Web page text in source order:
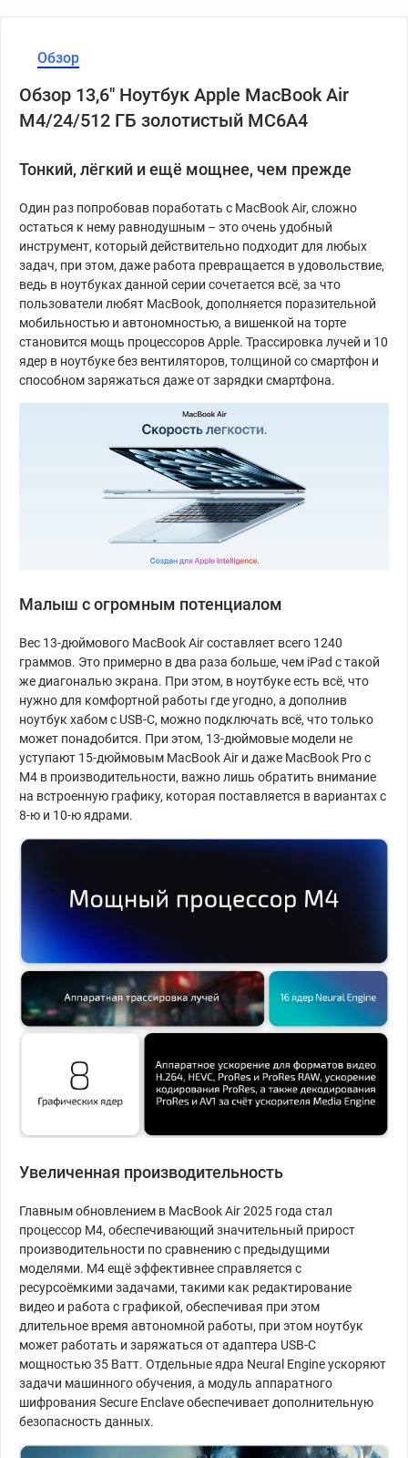
Обзор
Обзор 13,6" Ноутбук Apple MacBook Air
M4/24/512 ГБ золотистый MC6A4
Тонкий, лёгкий и ещё мощнее, чем прежде
Один раз попробовав поработать с MacBook Air, сложно
остаться к нему равнодушным – это очень удобный
инструмент, который действительно подходит для любых
задач, при этом, даже работа превращается в удовольствие,
ведь в ноутбуках данной серии сочетается всё, за что
пользователи любят MacBook, дополняется поразительной
мобильностью и автономностью, а вишенкой на торте
становится мощь процессоров Apple. Трассировка лучей и 10
ядер в ноутбуке без вентиляторов, толщиной со смартфон и
способном заряжаться даже от зарядки смартфона.
Малыш с огромным потенциалом
Вес 13-дюймового MacBook Air составляет всего 1240
граммов. Это примерно в два раза больше, чем iPad с такой
же диагональю экрана. При этом, в ноутбуке есть всё, что
нужно для комфортной работы где угодно, а дополнив
ноутбук хабом с USB-C, можно подключать всё, что только
может понадобится. При этом, 13-дюймовые модели не
уступают 15-дюймовым MacBook Air и даже MacBook Pro c
M4 в производительности, важно лишь обратить внимание
на встроенную графику, которая поставляется в вариантах с
8-ю и 10-ю ядрами.
Увеличенная производительность
Главным обновлением в MacBook Air 2025 года стал
процессор M4, обеспечивающий значительный прирост
производительности по сравнению с предыдущими
моделями. M4 ещё эффективнее справляется с
ресурсоёмкими задачами, такими как редактирование
видео и работа с графикой, обеспечивая при этом
длительное время автономной работы, при этом ноутбук
может работать и заряжаться от адаптера USB-C
мощностью 35 Ватт. Отдельные ядра Neural Engine ускоряют
задачи машинного обучения, а модуль аппаратного
шифрования Secure Enclave обеспечивает дополнительную
безопасность данных.